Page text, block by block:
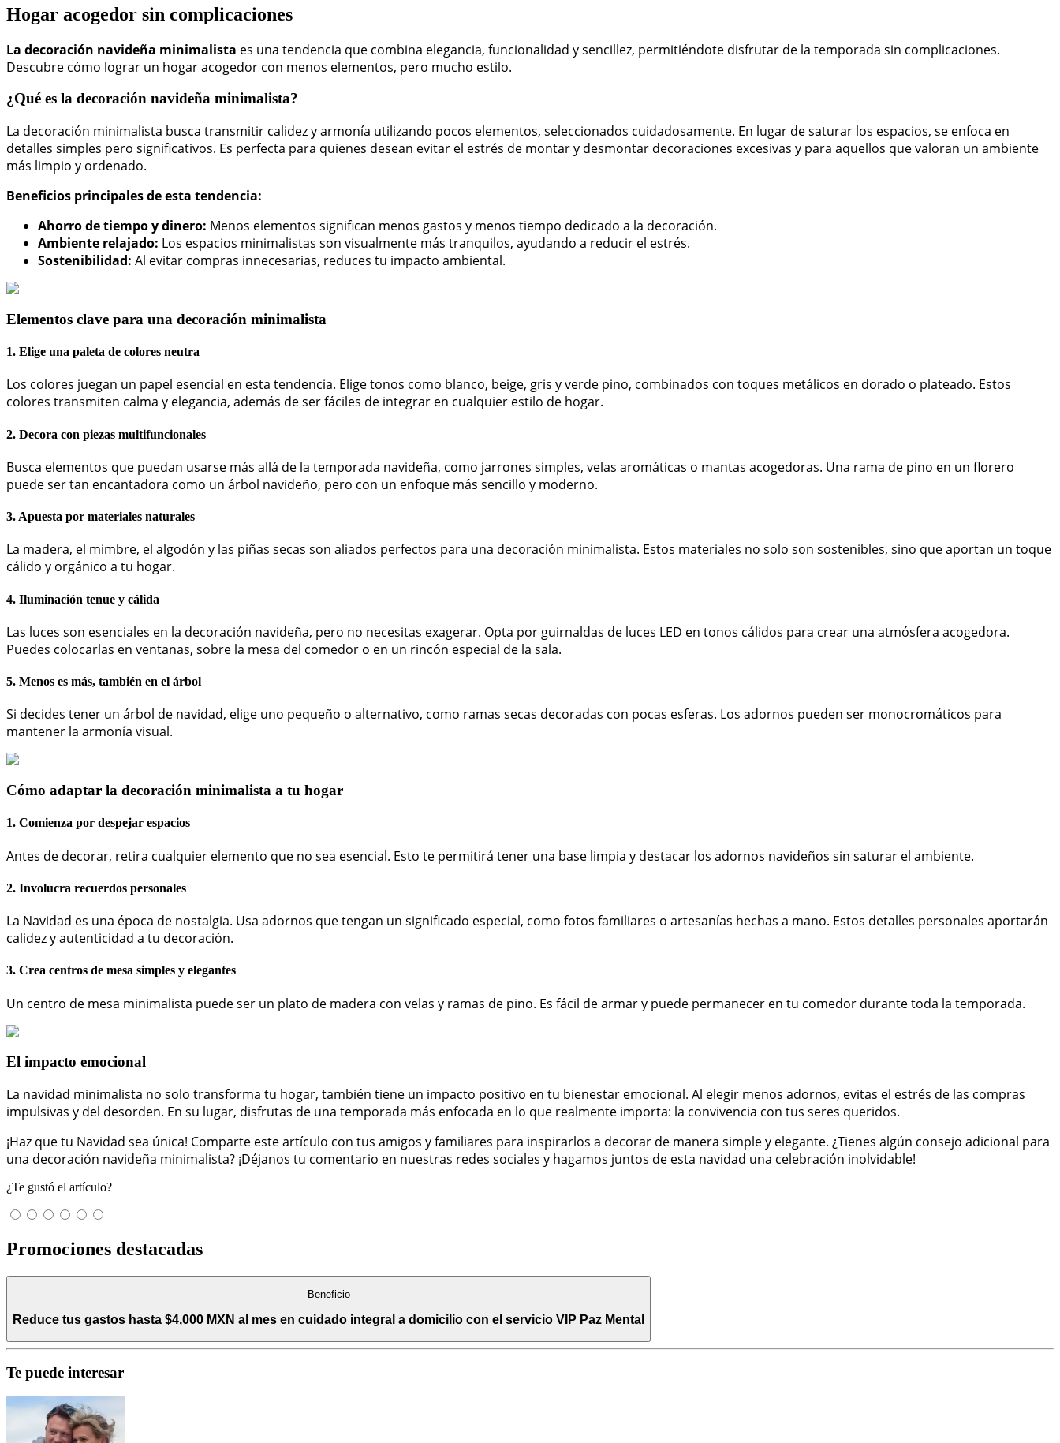
Hogar acogedor sin complicaciones
La decoración navideña minimalista es una tendencia que combina elegancia, funcionalidad y sencillez, permitiéndote disfrutar de la temporada sin complicaciones.
Descubre cómo lograr un hogar acogedor con menos elementos, pero mucho estilo.
¿Qué es la decoración navideña minimalista?
La decoración minimalista busca transmitir calidez y armonía utilizando pocos elementos, seleccionados cuidadosamente. En lugar de saturar los espacios, se enfoca en
detalles simples pero significativos. Es perfecta para quienes desean evitar el estrés de montar y desmontar decoraciones excesivas y para aquellos que valoran un ambiente
más limpio y ordenado.
Beneficios principales de esta tendencia:
Ahorro de tiempo y dinero: Menos elementos significan menos gastos y menos tiempo dedicado a la decoración.
Ambiente relajado: Los espacios minimalistas son visualmente más tranquilos, ayudando a reducir el estrés.
Sostenibilidad: Al evitar compras innecesarias, reduces tu impacto ambiental.
Elementos clave para una decoración minimalista
1. Elige una paleta de colores neutra
Los colores juegan un papel esencial en esta tendencia. Elige tonos como blanco, beige, gris y verde pino, combinados con toques metálicos en dorado o plateado. Estos
colores transmiten calma y elegancia, además de ser fáciles de integrar en cualquier estilo de hogar.
2. Decora con piezas multifuncionales
Busca elementos que puedan usarse más allá de la temporada navideña, como jarrones simples, velas aromáticas o mantas acogedoras. Una rama de pino en un florero
puede ser tan encantadora como un árbol navideño, pero con un enfoque más sencillo y moderno.
3. Apuesta por materiales naturales
La madera, el mimbre, el algodón y las piñas secas son aliados perfectos para una decoración minimalista. Estos materiales no solo son sostenibles, sino que aportan un toque
cálido y orgánico a tu hogar.
4. Iluminación tenue y cálida
Las luces son esenciales en la decoración navideña, pero no necesitas exagerar. Opta por guirnaldas de luces LED en tonos cálidos para crear una atmósfera acogedora.
Puedes colocarlas en ventanas, sobre la mesa del comedor o en un rincón especial de la sala.
5. Menos es más, también en el árbol
Si decides tener un árbol de navidad, elige uno pequeño o alternativo, como ramas secas decoradas con pocas esferas. Los adornos pueden ser monocromáticos para
mantener la armonía visual.
Cómo adaptar la decoración minimalista a tu hogar
1. Comienza por despejar espacios
Antes de decorar, retira cualquier elemento que no sea esencial. Esto te permitirá tener una base limpia y destacar los adornos navideños sin saturar el ambiente.
2. Involucra recuerdos personales
La Navidad es una época de nostalgia. Usa adornos que tengan un significado especial, como fotos familiares o artesanías hechas a mano. Estos detalles personales aportarán
calidez y autenticidad a tu decoración.
3. Crea centros de mesa simples y elegantes
Un centro de mesa minimalista puede ser un plato de madera con velas y ramas de pino. Es fácil de armar y puede permanecer en tu comedor durante toda la temporada.
El impacto emocional
La navidad minimalista no solo transforma tu hogar, también tiene un impacto positivo en tu bienestar emocional. Al elegir menos adornos, evitas el estrés de las compras
impulsivas y del desorden. En su lugar, disfrutas de una temporada más enfocada en lo que realmente importa: la convivencia con tus seres queridos.
¡Haz que tu Navidad sea única! Comparte este artículo con tus amigos y familiares para inspirarlos a decorar de manera simple y elegante. ¿Tienes algún consejo adicional para
una decoración navideña minimalista? ¡Déjanos tu comentario en nuestras redes sociales y hagamos juntos de esta navidad una celebración inolvidable!
¿Te gustó el artículo?
Promociones destacadas
Beneficio
Reduce tus gastos hasta $4,000 MXN al mes en cuidado integral a domicilio con el servicio VIP Paz Mental
Te puede interesar